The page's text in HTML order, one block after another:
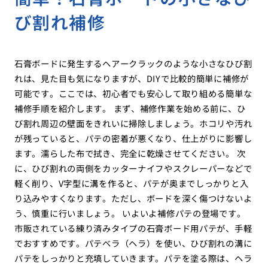
び割れ補修
石膏ボードに発生するヘアークラックのような小さなひび割
れは、見た目も気になりますが、DIYで比較的簡単に補修が
可能です。ここでは、初心者でも安心して取り組める簡単な
補修手順を紹介します。 まず、補修作業を始める前に、ひ
び割れ周辺の壁面をきれいに掃除しましょう。ホコリや汚れ
が残っていると、パテの密着が悪くなり、仕上がりに影響し
ます。濡らした布で拭き、完全に乾燥させてください。 次
に、ひび割れの両側をカッターナイフやスクレーパーなどで
軽く削り、V字型に溝を作ると、パテが奥までしっかりと入
り込みやすくなります。ただし、ボードを深く傷つけないよ
う、慎重に行いましょう。 いよいよ補修パテの登場です。
市販されている練り済みタイプの石膏ボード用パテが、手軽
でおすすめです。パテベラ（ヘラ）を使い、ひび割れの溝に
パテをしっかりと充填していきます。パテを塗る際は、ヘラ